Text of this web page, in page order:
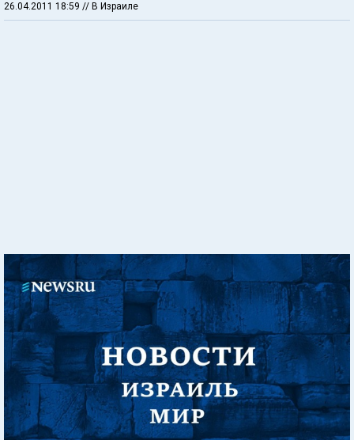
26.04.2011 18:59 // В Израиле